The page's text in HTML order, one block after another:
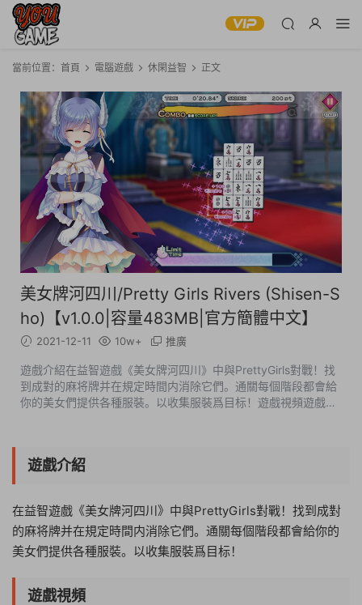
當前位置： 首頁 電腦遊戲 休閑益智 正文
美女牌河四川/Pretty Girls Rivers (Shisen-S
ho)【v1.0.0|容量483MB|官方簡體中文】
2021-12-11 10w+ 推廣
遊戲介紹在益智遊戲《美女牌河四川》中與PrettyGirls對戰！找
到成對的麻将牌并在規定時間内消除它們。通關每個階段都會給
你的美女們提供各種服裝。以收集服裝爲目标！遊戲視頻遊戲截
遊戲介紹
在益智遊戲《美女牌河四川》中與PrettyGirls對戰！找到成對
的麻将牌并在規定時間内消除它們。通關每個階段都會給你的
美女們提供各種服裝。以收集服裝爲目标！
遊戲視頻